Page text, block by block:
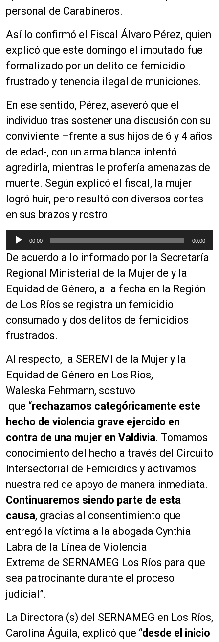
personal de Carabineros.
Así lo confirmó el Fiscal Álvaro Pérez, quien
explicó que este domingo el imputado fue
formalizado por un delito de femicidio
frustrado y tenencia ilegal de municiones.
En ese sentido, Pérez, aseveró que el
individuo tras sostener una discusión con su
conviviente –frente a sus hijos de 6 y 4 años
de edad-, con un arma blanca intentó
agredirla, mientras le profería amenazas de
muerte. Según explicó el fiscal, la mujer
logró huir, pero resultó con diversos cortes
en sus brazos y rostro.
e
p
r
o
d
u
c
t
o
d
e
a
d
i
o
00:00 00:00
De acuerdo a lo informado por la Secretaría
Regional Ministerial de la Mujer de y la
Equidad de Género, a la fecha en la Región
de Los Ríos se registra un femicidio
consumado y dos delitos de femicidios
frustrados.
Al respecto, la SEREMI de la Mujer y la
Equidad de Género en Los Ríos,
Waleska Fehrmann, sostuvo
que “rechazamos categóricamente este
hecho de violencia grave ejercido en
contra de una mujer en Valdivia. Tomamos
conocimiento del hecho a través del Circuito
Intersectorial de Femicidios y activamos
nuestra red de apoyo de manera inmediata.
Continuaremos siendo parte de esta
causa, gracias al consentimiento que
entregó la víctima a la abogada Cynthia
Labra de la Línea de Violencia
Extrema de SERNAMEG Los Ríos para que
sea patrocinante durante el proceso
judicial”.
La Directora (s) del SERNAMEG en Los Ríos,
Carolina Águila, explicó que “desde el inicio